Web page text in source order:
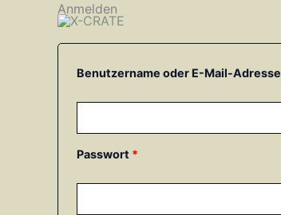
Anmelden
Benutzername oder E-Mail-Adresse
Passwort *